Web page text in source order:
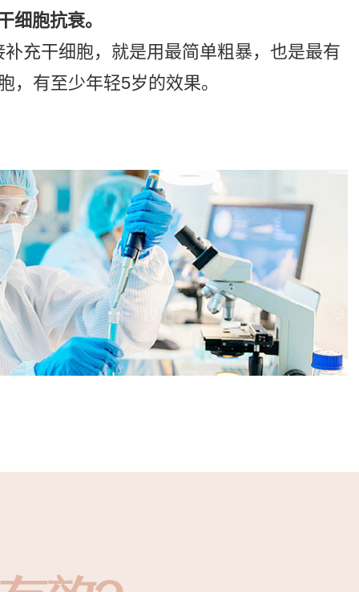
细胞抗衰。
充干细胞，就是用最简单粗暴，也是最有
有至少年轻5岁的效果。